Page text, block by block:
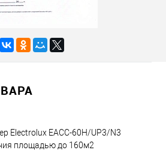
Electrolux EACС-60H/UP3/N3
площадью до 160м2